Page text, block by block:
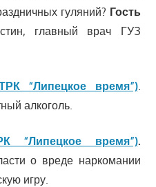
гуляний? Гость
главный врач ГУЗ
“Липецкое время”).
алкоголь.
“Липецкое время”).
о вреде наркомании
игру.